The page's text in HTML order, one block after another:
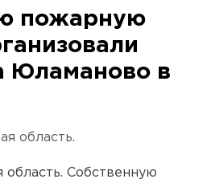
пожарную
Юламаново в
область.
область. Собственную